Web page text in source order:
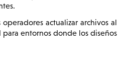
actualizar archivos al
entornos donde los diseños